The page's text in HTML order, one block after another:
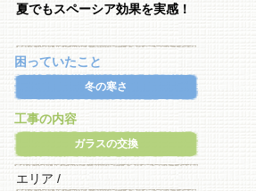
夏でもスペーシア効果を実感！
困っていたこと
冬の寒さ
工事の内容
ガラスの交換
エリア /